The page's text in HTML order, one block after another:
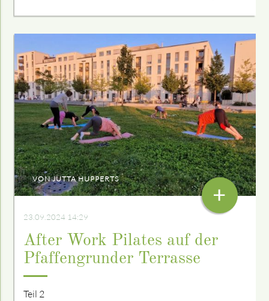
VON JUTTA HUPPERTS
23.09.2024 14:29
After Work Pilates auf der
Pfaffengrunder Terrasse
Teil 2
+